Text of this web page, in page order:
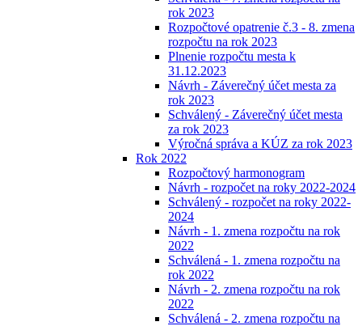
rok 2023
Rozpočtové opatrenie č.3 - 8. zmena
rozpočtu na rok 2023
Plnenie rozpočtu mesta k
31.12.2023
Návrh - Záverečný účet mesta za
rok 2023
Schválený - Záverečný účet mesta
za rok 2023
Výročná správa a KÚZ za rok 2023
Rok 2022
Rozpočtový harmonogram
Návrh - rozpočet na roky 2022-2024
Schválený - rozpočet na roky 2022-
2024
Návrh - 1. zmena rozpočtu na rok
2022
Schválená - 1. zmena rozpočtu na
rok 2022
Návrh - 2. zmena rozpočtu na rok
2022
Schválená - 2. zmena rozpočtu na